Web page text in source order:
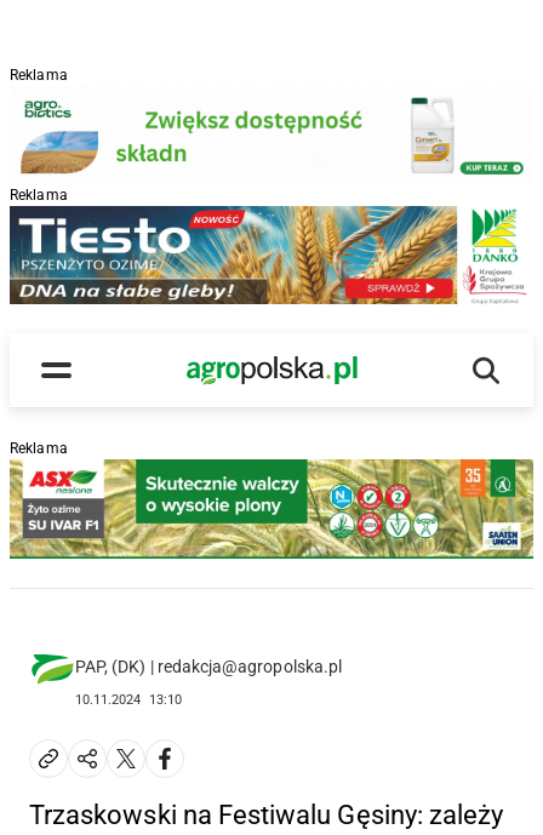
Reklama
Reklama
Menu
Main Logo
Reklama
PAP, (DK) | redakcja@agropolska.pl
10.11.2024 13:10
Trzaskowski na Festiwalu Gęsiny: zależy